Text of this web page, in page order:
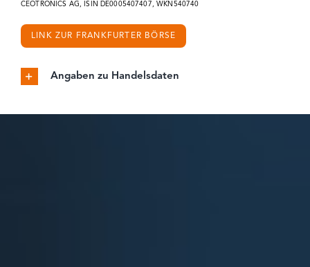
CEOTRONICS AG, ISIN DE0005407407, WKN540740
LINK ZUR FRANKFURTER BÖRSE
Angaben zu Handelsdaten